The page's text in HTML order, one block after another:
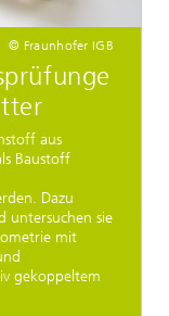
© Fraunhofer IGB
aus
Baustoff
Dazu
untersuchen sie
mit
gekoppeltem